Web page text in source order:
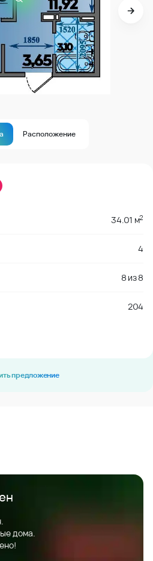
Расположение
34.01 м2
4
8 из8
204
предложение
дома.